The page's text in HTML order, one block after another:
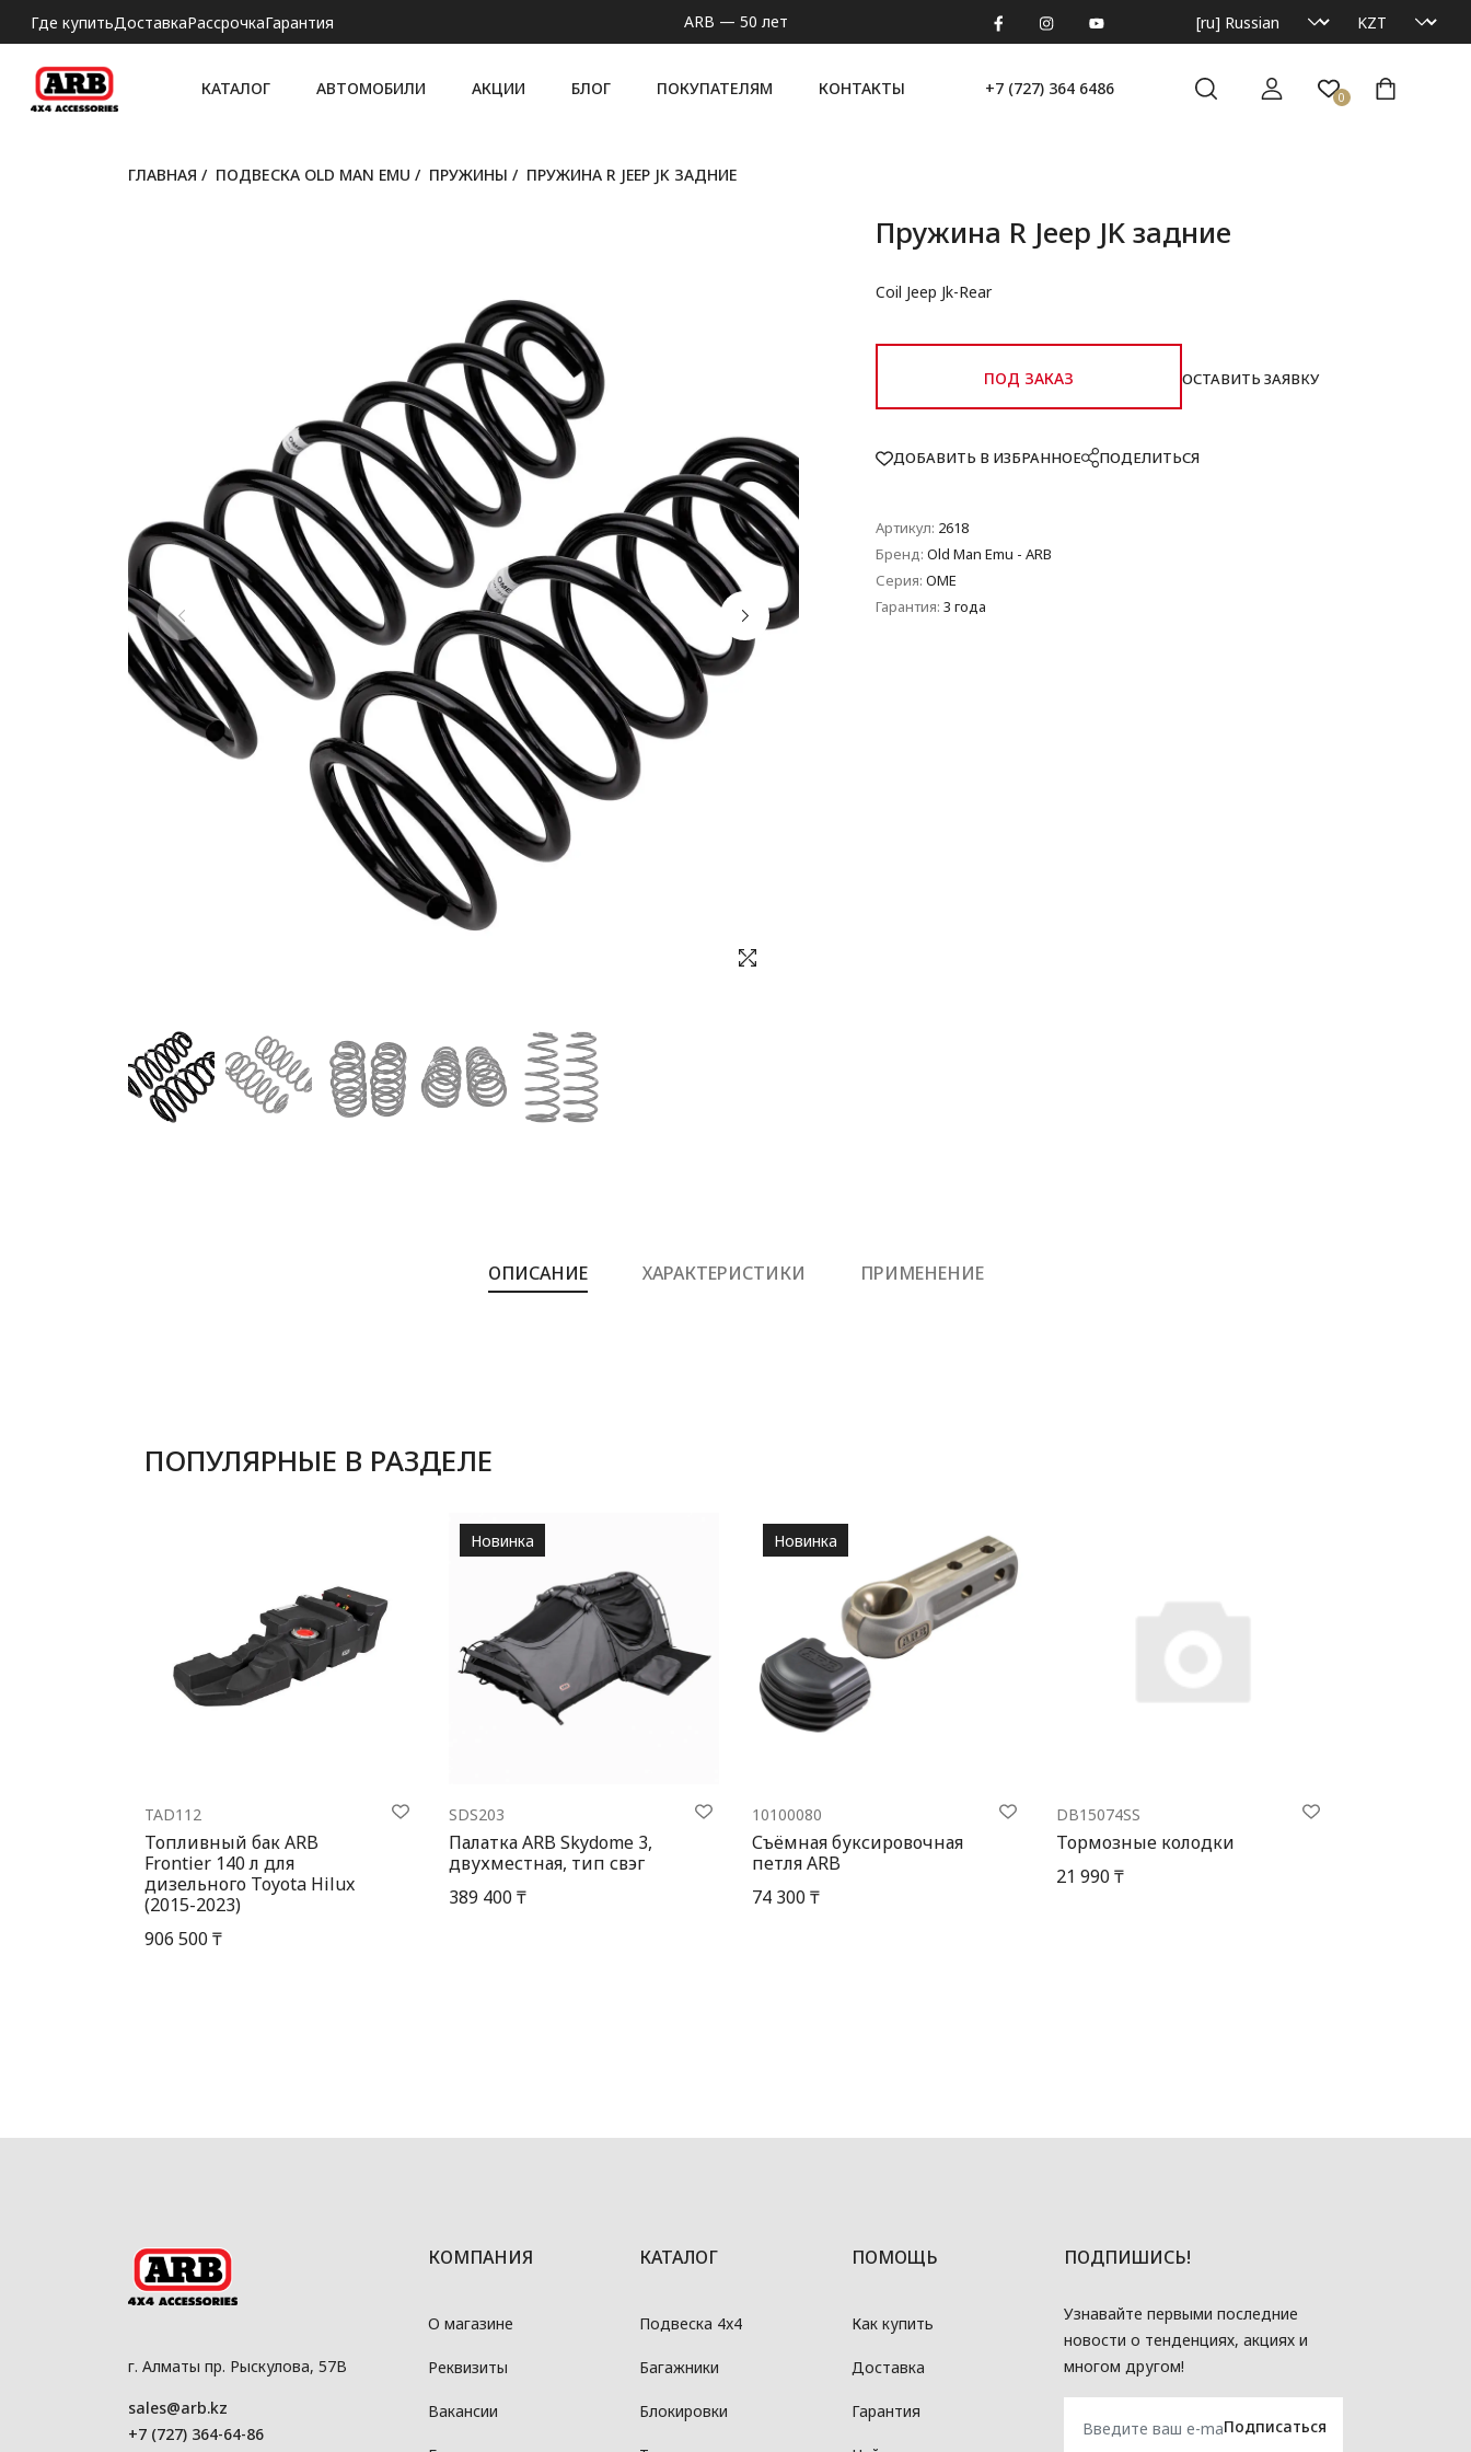
Где купитьДоставкаРассрочкаГарантия ARB — 50 лет
КАТАЛОГ АВТОМОБИЛИ АКЦИИ БЛОГ ПОКУПАТЕЛЯМ КОНТАКТЫ +7 (727) 364 6486 0
ГЛАВНАЯ / ПОДВЕСКА OLD MAN EMU / ПРУЖИНЫ / ПРУЖИНА R JEEP JK ЗАДНИЕ
Пружина R Jeep JK задние
Coil Jeep Jk-Rear
ПОД ЗАКАЗ ОСТАВИТЬ ЗАЯВКУ
ДОБАВИТЬ В ИЗБРАННОЕ ПОДЕЛИТЬСЯ
Артикул: 2618
Бренд: Old Man Emu - ARB
Серия: OME
Гарантия: 3 года
ОПИСАНИЕ ХАРАКТЕРИСТИКИ ПРИМЕНЕНИЕ
ПОПУЛЯРНЫЕ В РАЗДЕЛЕ
TAD112
Топливный бак ARB
Frontier 140 л для
дизельного Toyota Hilux
(2015-2023)
906 500 ₸
SDS203
Палатка ARB Skydome 3,
двухместная, тип свэг
389 400 ₸
Новинка
10100080
Съёмная буксировочная
петля ARB
74 300 ₸
Новинка
DB15074SS
Тормозные колодки
21 990 ₸
г. Алматы пр. Рыскулова, 57В
sales@arb.kz
+7 (727) 364-64-86
КОМПАНИЯ
О магазине
Реквизиты
Вакансии
КАТАЛОГ
Подвеска 4x4
Багажники
Блокировки
ПОМОЩЬ
Как купить
Доставка
Гарантия
ПОДПИШИСЬ!
Узнавайте первыми последние
новости о тенденциях, акциях и
многом другом!